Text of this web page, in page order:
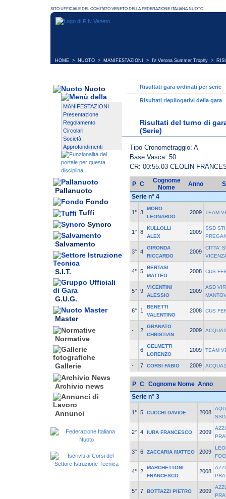
HOME > NUOTO > MANIFESTAZIONI > IV Verona Summer Trophy >
Nuoto
MANIFESTAZIONI
Presentazione
Regolamento
Circolari
Società
Approfondimenti
Pallanuoto
Fondo
Tuffi
Syncro
Salvamento
S.I.T.
G.U.G.
Master
Normative
Gallerie
Archivio news
Annunci
Risultati gara ordinati per serie
Risultati riepilogativi della gara
Risultati del turno di
(Serie)
Tipo Cronometraggio: A
Base Vasca: 50
CR: 00:55.03 CEOLIN
P C
Cognome
Nome
Anno
Serie n° 4
1° 3
MORO
LEONARDO
2009 TEAM
1° 8
KULLOLLI
ALEX
2009
SSD
3° 4
GIRONDA
RICCARDO
2009
CITTA'
4° 5
BERTASI
MATTEO
2008 CUS
5° 9
VICENTINI
ALESSIO
2009
ASD
6° 1
BENETTI
VALENTINO
2008 CUS
- 2
GRANATO
CHRISTIAN
2009
- 6
GELMETTI
LORENZO
2009 TEAM
- 7 CORSI FABIO 2009
P C Cognome Nome Anno
Serie n° 3
1° 5 CUCCHI DAVIDE 2008
SSD
2° 4 IURA FRANCESCO 2009
3° 6 ZACCARIA MATTEO 2009
4° 2
MARCHETTONI
FRANCESCO
2008
5° 7 BOTTAZZI PIETRO 2009